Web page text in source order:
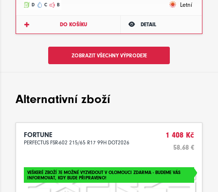
D C B Letní
DO KOŠÍKU DETAIL
ZOBRAZIT VŠECHNY VÝPRODEJE
Alternativní zboží
FORTUNE
PERFECTUS FSR-602 215/65 R17 99H DOT2026
1 408 Kč
58.68 €
VEŠKERÉ ZBOŽÍ JE MOŽNÉ VYZVEDOUT V OLOMOUCI ZDARMA - BUDEME VÁS
INFORMOVAT, KDY BUDE PŘIPRAVENO!